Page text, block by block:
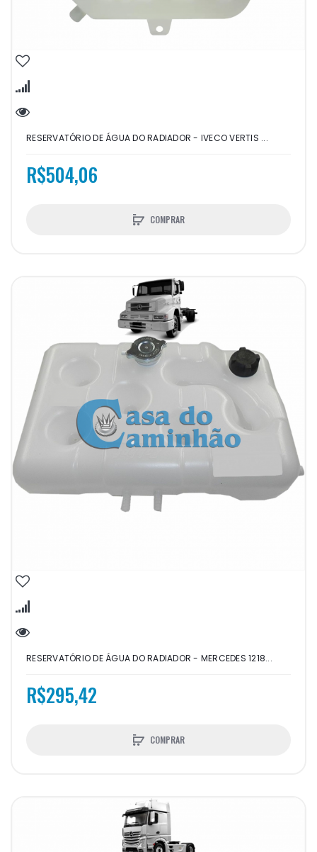
RESERVATÓRIO DE ÁGUA DO RADIADOR - IVECO VERTIS ...
R$504,06
COMPRAR
RESERVATÓRIO DE ÁGUA DO RADIADOR - MERCEDES 1218...
R$295,42
COMPRAR